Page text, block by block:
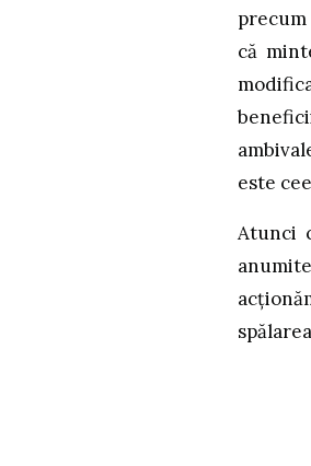
că
este
Atunci